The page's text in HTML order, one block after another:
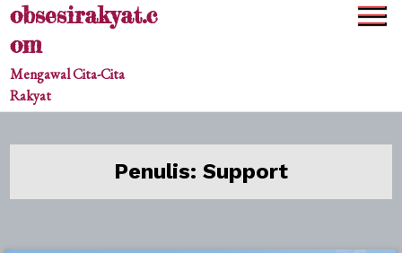
Skipobsesirakyat.c
om
Mengawal Cita-Cita
Rakyat
Penulis: Support